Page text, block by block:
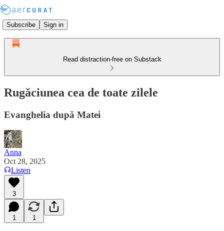
Subscribe Sign in
Read distraction-free on Substack
Rugăciunea cea de toate zilele
Evanghelia după Matei
Anna
Oct 28, 2025
Listen
3
1 1